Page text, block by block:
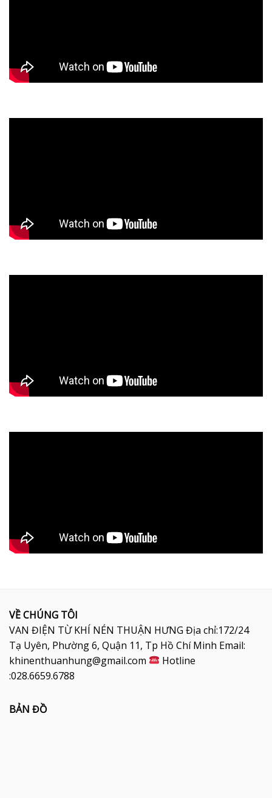
VỀ CHÚNG TÔI
VAN ĐIỆN TỪ KHÍ NÉN THUẬN HƯNG Địa chỉ:172/24
Tạ Uyên, Phường 6, Quận 11, Tp Hồ Chí Minh Email:
khinenthuanhung@gmail.com
Hotline
:028.6659.6788
BẢN ĐỒ